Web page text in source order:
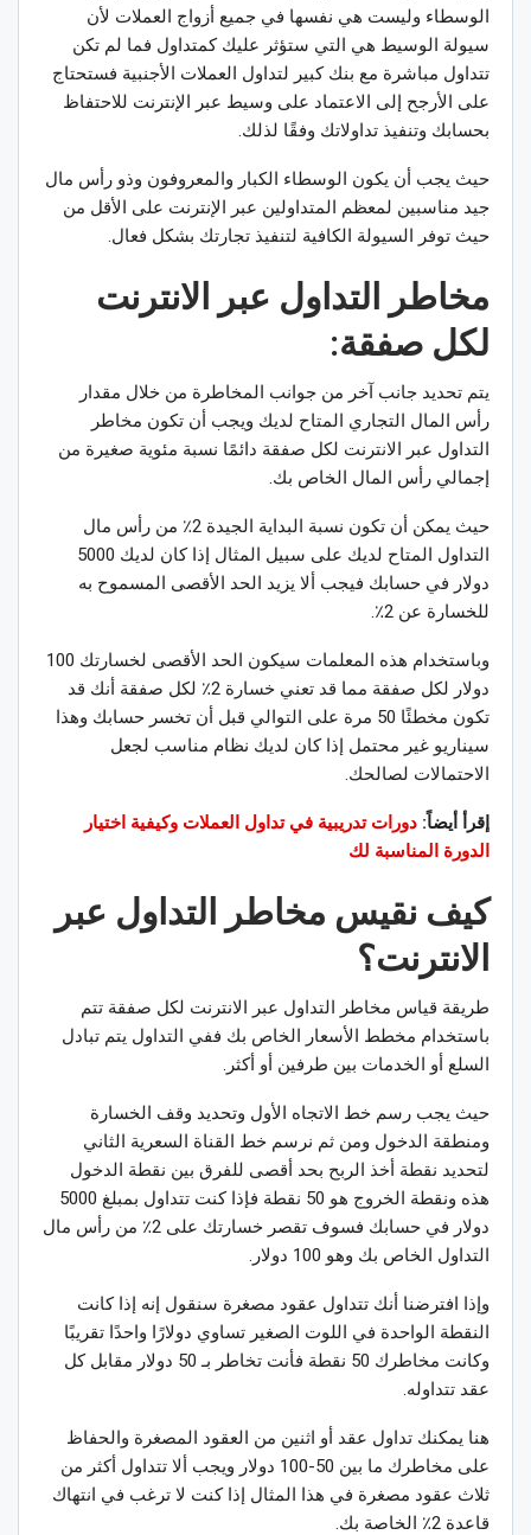
الوسطاء وليست هي نفسها في جميع أزواج العملات لأن
سيولة الوسيط هي التي ستؤثر عليك كمتداول فما لم تكن
تتداول مباشرة مع بنك كبير لتداول العملات الأجنبية فستحتاج
على الأرجح إلى الاعتماد على وسيط عبر الإنترنت للاحتفاظ
بحسابك وتنفيذ تداولاتك وفقًا لذلك.
حيث يجب أن يكون الوسطاء الكبار والمعروفون وذو رأس مال
جيد مناسبين لمعظم المتداولين عبر الإنترنت على الأقل من
حيث توفر السيولة الكافية لتنفيذ تجارتك بشكل فعال.
مخاطر التداول عبر الانترنت
لكل صفقة:
يتم تحديد جانب آخر من جوانب المخاطرة من خلال مقدار
رأس المال التجاري المتاح لديك ويجب أن تكون مخاطر
التداول عبر الانترنت لكل صفقة دائمًا نسبة مئوية صغيرة من
إجمالي رأس المال الخاص بك.
حيث يمكن أن تكون نسبة البداية الجيدة 2٪ من رأس مال
التداول المتاح لديك على سبيل المثال إذا كان لديك 5000
دولار في حسابك فيجب ألا يزيد الحد الأقصى المسموح به
للخسارة عن 2٪.
وباستخدام هذه المعلمات سيكون الحد الأقصى لخسارتك 100
دولار لكل صفقة مما قد تعني خسارة 2٪ لكل صفقة أنك قد
تكون مخطئًا 50 مرة على التوالي قبل أن تخسر حسابك وهذا
سيناريو غير محتمل إذا كان لديك نظام مناسب لجعل
الاحتمالات لصالحك.
إقرأ أيضاً: دورات تدريبية في تداول العملات وكيفية اختيار
الدورة المناسبة لك
كيف نقيس مخاطر التداول عبر
الانترنت؟
طريقة قياس مخاطر التداول عبر الانترنت لكل صفقة تتم
باستخدام مخطط الأسعار الخاص بك ففي التداول يتم تبادل
السلع أو الخدمات بين طرفين أو أكثر.
حيث يجب رسم خط الاتجاه الأول وتحديد وقف الخسارة
ومنطقة الدخول ومن ثم نرسم خط القناة السعرية الثاني
لتحديد نقطة أخذ الربح بحد أقصى للفرق بين نقطة الدخول
هذه ونقطة الخروج هو 50 نقطة فإذا كنت تتداول بمبلغ 5000
دولار في حسابك فسوف تقصر خسارتك على 2٪ من رأس مال
التداول الخاص بك وهو 100 دولار.
وإذا افترضنا أنك تتداول عقود مصغرة سنقول إنه إذا كانت
النقطة الواحدة في اللوت الصغير تساوي دولارًا واحدًا تقريبًا
وكانت مخاطرك 50 نقطة فأنت تخاطر بـ 50 دولار مقابل كل
عقد تتداوله.
هنا يمكنك تداول عقد أو اثنين من العقود المصغرة والحفاظ
على مخاطرك ما بين 50-100 دولار ويجب ألا تتداول أكثر من
ثلاث عقود مصغرة في هذا المثال إذا كنت لا ترغب في انتهاك
قاعدة 2٪ الخاصة بك.